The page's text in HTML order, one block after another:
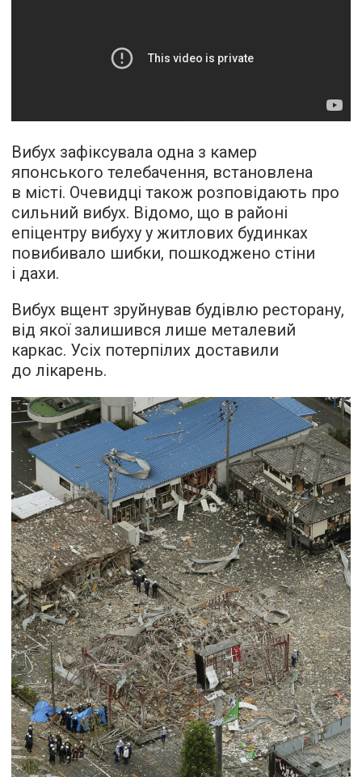
Вибух зафіксувала одна з камер
японського телебачення, встановлена
в місті. Очевидці також розповідають про
сильний вибух. Відомо, що в районі
епіцентру вибуху у житлових будинках
повибивало шибки, пошкоджено стіни
і дахи.
Вибух вщент зруйнував будівлю ресторану,
від якої залишився лише металевий
каркас. Усіх потерпілих доставили
до лікарень.